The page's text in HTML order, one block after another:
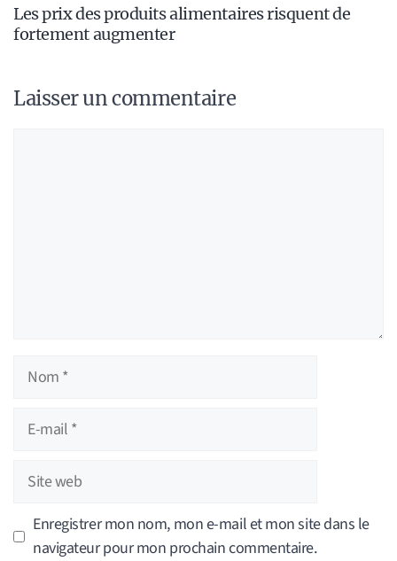
Les prix des produits alimentaires risquent de
fortement augmenter
Laisser un commentaire
Nom
Site
Enregistrer mon nom, mon e-mail et mon site dans le
navigateur pour mon prochain commentaire.